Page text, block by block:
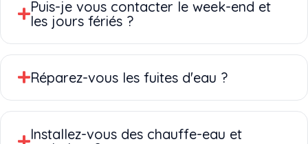
Puis-je vous contacter le week-end et
les jours fériés ?
Réparez-vous les fuites d'eau ?
Installez-vous des chauffe-eau et